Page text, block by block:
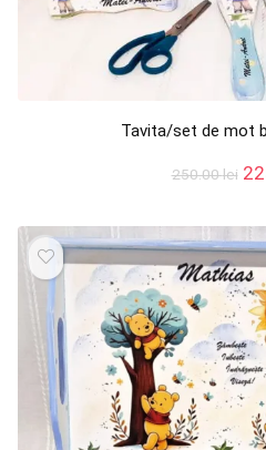
Tavita/set de mot
250.00lei